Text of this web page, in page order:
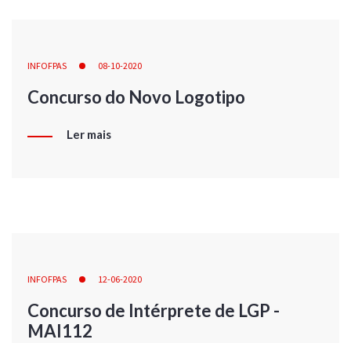
INFOFPAS 08-10-2020
Concurso do Novo Logotipo
Ler mais
INFOFPAS 12-06-2020
Concurso de Intérprete de LGP -
MAI112